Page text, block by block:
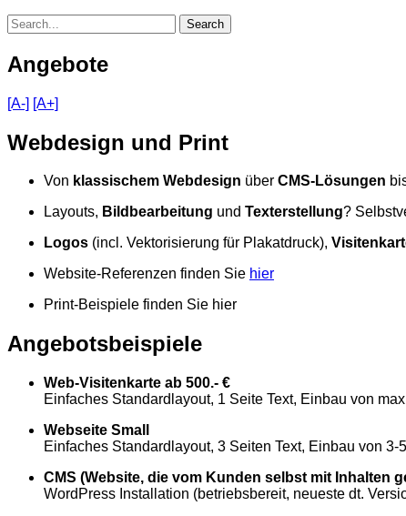
Angebote
[A-] [A+]
Webdesign und Print
Von klassischem Webdesign über CMS-Lösungen
Layouts, Bildbearbeitung und Texterstellung?
Logos (incl. Vektorisierung für Plakatdruck),
Website-Referenzen finden Sie hier
Print-Beispiele finden Sie hier
Angebotsbeispiele
Web-Visitenkarte ab 500.- €
Einfaches Standardlayout, 1 Seite Text, Einbau von
Webseite Small
Einfaches Standardlayout, 3 Seiten Text, Einbau von
CMS (Website, die vom Kunden selbst mit Inhalten
WordPress Installation (betriebsbereit, neueste dt.